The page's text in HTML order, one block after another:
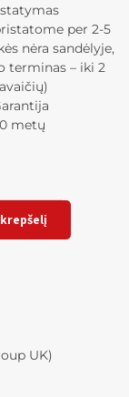
per 2-5
nėra sandėlyje,
terminas – iki 2
metų
UK)